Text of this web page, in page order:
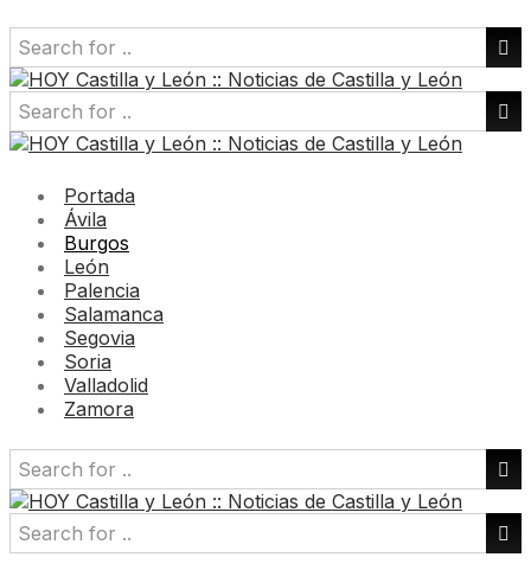
Portada
Ávila
Burgos
León
Palencia
Salamanca
Segovia
Soria
Valladolid
Zamora